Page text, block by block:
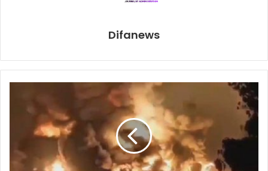
dennis hogan Gennady golovkin
Tim Tszyu
Difanews